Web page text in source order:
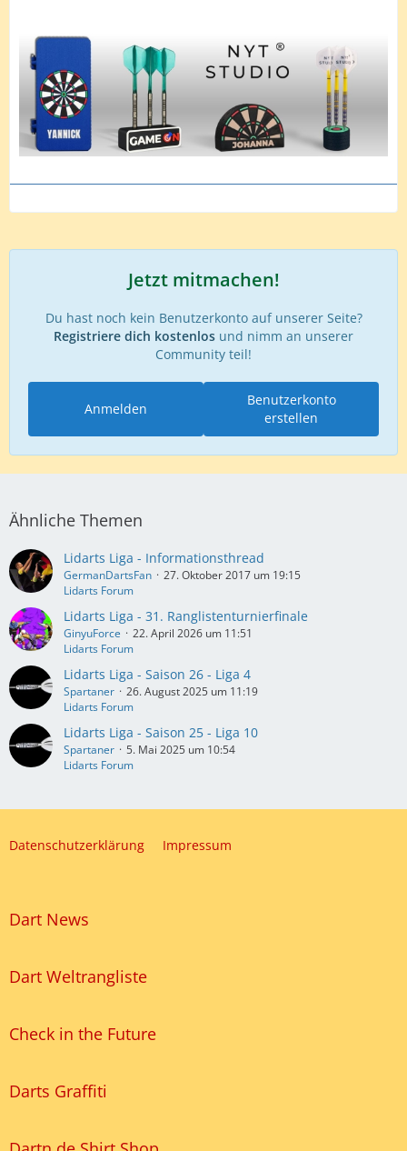
Jetzt mitmachen!
Du hast noch kein Benutzerkonto auf unserer Seite?
Registriere dich kostenlos und nimm an unserer
Community teil!
Benutzerkonto
erstellen
Anmelden
Ähnliche Themen
Lidarts Liga - Informationsthread
GermanDartsFan
27. Oktober 2017 um 19:15
Lidarts Forum
Lidarts Liga - 31. Ranglistenturnierfinale
GinyuForce
22. April 2026 um 11:51
Lidarts Forum
Lidarts Liga - Saison 26 - Liga 4
Spartaner
26. August 2025 um 11:19
Lidarts Forum
Lidarts Liga - Saison 25 - Liga 10
Spartaner
5. Mai 2025 um 10:54
Lidarts Forum
Datenschutzerklärung Impressum
Dart News
Dart Weltrangliste
Check in the Future
Darts Graffiti